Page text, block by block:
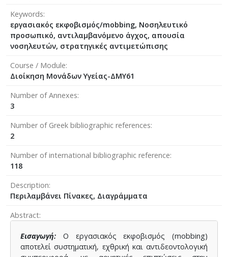
Keywords
εργασιακός εκφοβισμός/mobbing, Νοσηλευτικό
προσωπικό, αντιλαμβανόμενο άγχος, απουσία
νοσηλευτών, στρατηγικές αντιμετώπισης
Course / Module
Διοίκηση Μονάδων Υγείας-ΔΜΥ61
Number of Annexes
3
Number of Greek bibliographic references
2
Number of international bibliographic reference
118
Description
Περιλαμβάνει Πίνακες, Διαγράμματα
Abstract
Εισαγωγή: Ο εργασιακός εκφοβισμός (mobbing)
αποτελεί συστηματική, εχθρική και αντιδεοντολογική